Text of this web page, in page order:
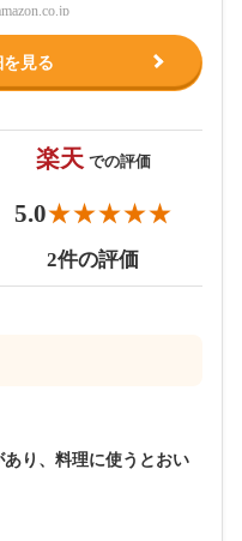
を見る
楽天 での評価
5.0
2件の評価
あり、料理に使うとおい